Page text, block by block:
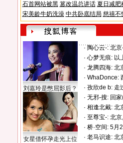
石首网站被黑 篡改温总讲话 夏日减肥
宋美龄牛奶洗澡 中共卧底结局 慈禧不
刘嘉玲是憋屈影后？
女星借怀孕走光上位
· 陶心云-: 北
· 心梦无痕: 以
· 龙腾四海: 北
· WhaDonce:
· 孜欣de b: 走
· 无邪-搜: 回
· 相逢北戴: 北
· 至尊宝-: 北
· 桥·空间: 5月
· 老马识途: 北